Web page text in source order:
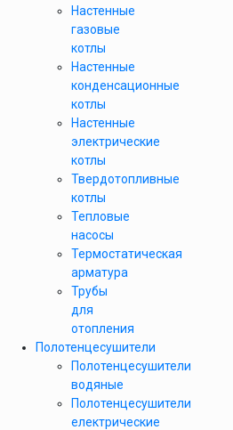
Настенные
газовые
котлы
Настенные
конденсационные
котлы
Настенные
электрические
котлы
Твердотопливные
котлы
Тепловые
насосы
Термостатическая
арматура
Трубы
для
отопления
Полотенцесушители
Полотенцесушители
водяные
Полотенцесушители
електрические